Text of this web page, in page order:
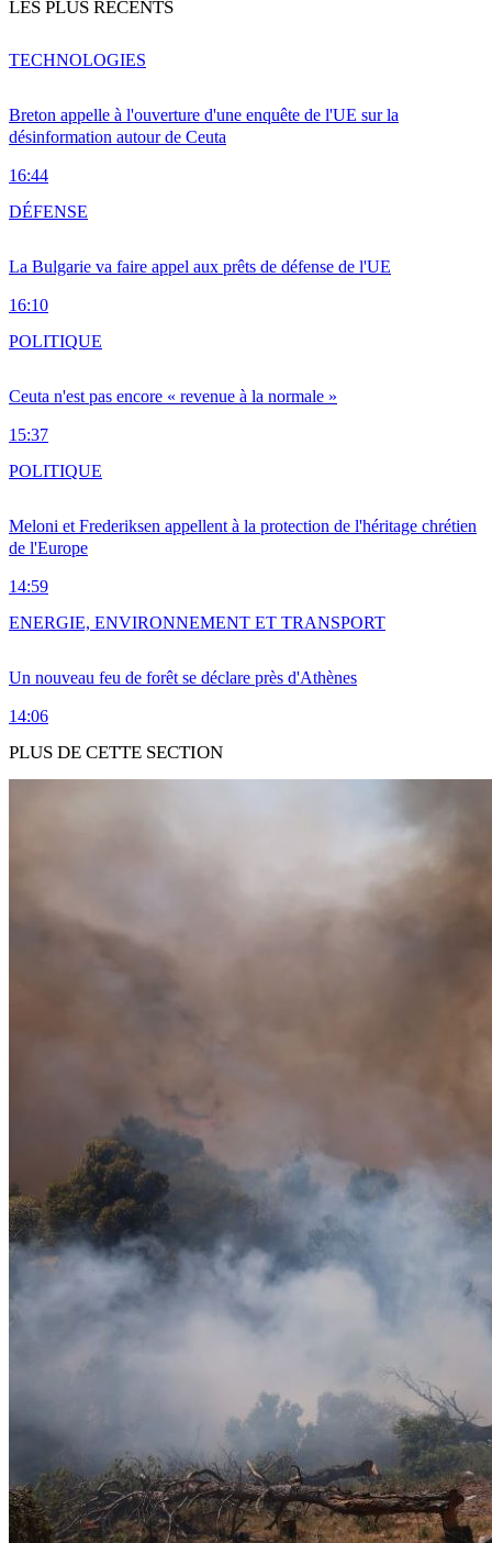
LES PLUS RÉCENTS
Breton appelle à l'ouverture d'une enquête de l'UE sur la
désinformation autour de Ceuta
16:44
TECHNOLOGIES
La Bulgarie va faire appel aux prêts de défense de l'UE
16:10
DÉFENSE
Ceuta n'est pas encore « revenue à la normale »
15:37
POLITIQUE
Meloni et Frederiksen appellent à la protection de l'héritage chrétien
de l'Europe
14:59
POLITIQUE
Un nouveau feu de forêt se déclare près d'Athènes
14:06
ENERGIE, ENVIRONNEMENT ET TRANSPORT
PLUS DE CETTE SECTION